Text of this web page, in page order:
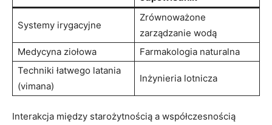
Systemy irygacyjne
Zrównoważone
zarządzanie wodą
Medycyna ziołowa
Farmakologia naturalna
Techniki łatwego latania
(vimana)
Inżynieria lotnicza
Interakcja między starożytnością a współczesnością